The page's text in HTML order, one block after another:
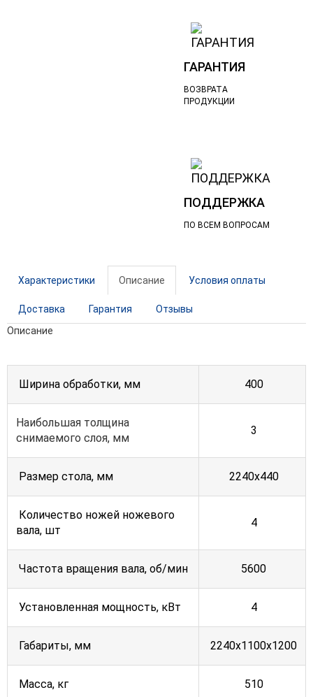
ГАРАНТИЯ
ВОЗВРАТА
ПРОДУКЦИИ
ПОДДЕРЖКА
ПО ВСЕМ ВОПРОСАМ
Характеристики Описание Условия оплаты
Доставка Гарантия
Отзывы
Описание
Ширина обработки, мм 400
Наибольшая толщина
снимаемого слоя, мм
3
Размер стола, мм 2240х440
Количество ножей ножевого
вала, шт
4
Частота вращения вала, об/мин 5600
Установленная мощность, кВт 4
Габариты, мм 2240х1100х1200
Масса, кг 510